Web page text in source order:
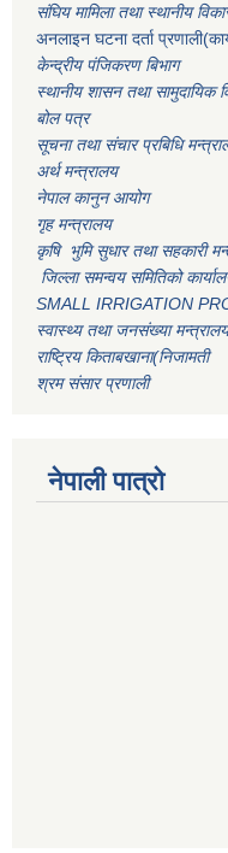
संघिय मामिला तथा स्थानीय
अनलाइन घटना दर्ता
केन्द्रीय पंजिकरण बिभाग
स्थानीय शासन तथा सामुदायिक
बोल पत्र
सूचना तथा संचार प्रबिधि
अर्थ मन्त्रालय
नेपाल कानुन आयोग
गृह मन्त्रालय
कृषि भुमि सुधार तथा सहकारी
जिल्ला समन्वय समितिको
SMALL IRRIGATION
स्वास्थ्य तथा जनसंख्या मन्त्रालय
राष्ट्रिय किताबखाना(निजामती
श्रम संसार प्रणाली
नेपाली पात्रो